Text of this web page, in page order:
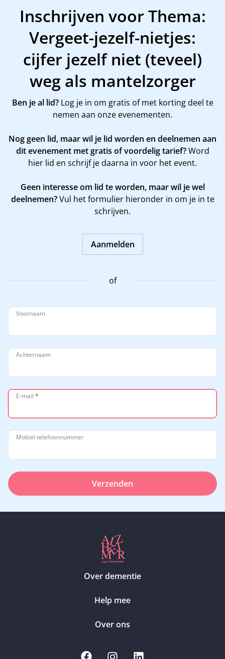
Inschrijven voor Thema:
Vergeet-jezelf-nietjes:
cijfer jezelf niet (teveel)
weg als mantelzorger
Ben je al lid?Log je in om gratis of met korting deel te
nemen aan onze evenementen.
Nog geen lid, maar wil je lid worden en deelnemen aan
dit evenement met gratis of voordelig tarief?Word
hier lid en schrijf je daarna in voor het event.
Geen interesse om lid te worden, maar wil je wel
deelnemen?Vul het formulier hieronder in om je in te
schrijven.
Aanmelden
of
Voornaam
Achternaam
E-mail *
Mobiel telefoonnummer
Verzenden
Over dementie
Help mee
Over ons